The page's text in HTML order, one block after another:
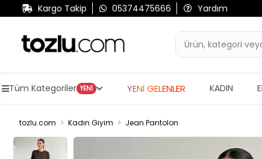
Kargo Takip 05374475666 Yardım
Tüm Kategoriler YENİ YENİ GELENLER KADIN
tozlu.com Kadın Giyim Jean Pantolon